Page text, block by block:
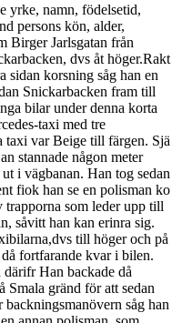
yrke, namn, födelsetid,
persons kön, alder,
Birger Jarlsgatan från
dvs åt höger.Rakt
sidan korsning såg han en
Snickarbacken fram till
bilar under denna korta
taxi med tre
taxi var Beige till färgen. Sjä
stannade någon meter
i vägbanan. Han tog sedan
fiok han se en polisman ko
trapporna som leder upp till
såvitt han kan erinra sig.
till höger och på
då fortfarande kvar i bilen.
Han backade då
Smala gränd för att sedan
såg han